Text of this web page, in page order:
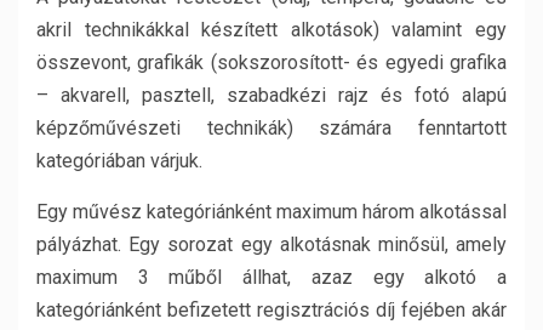
akril technikákkal készített alkotások) valamint egy
összevont, grafikák (sokszorosított- és egyedi grafika
– akvarell, pasztell, szabadkézi rajz és fotó alapú
képzőművészeti technikák) számára fenntartott
kategóriában várjuk.
Egy művész kategóriánként maximum három alkotással
pályázhat. Egy sorozat egy alkotásnak minősül, amely
maximum 3 műből állhat, azaz egy alkotó a
kategóriánként befizetett regisztrációs díj fejében akár